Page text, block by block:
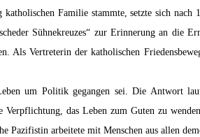
Familie stammte, setzte sich
Sühnekreuzes“ zur Erinnerung an die
Als Vertreterin der katholischen
um Politik gegangen sei. Die Antwort
das Leben zum Guten zu
Pazifistin arbeitete mit Menschen aus allen